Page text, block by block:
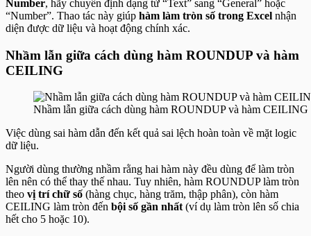
Number, hãy chuyển định dạng từ “Text” sang “General” hoặc
“Number”. Thao tác này giúp hàm làm tròn số trong Excel nhận
diện được dữ liệu và hoạt động chính xác.
Nhầm lẫn giữa cách dùng hàm ROUNDUP và hàm
CEILING
Nhầm lẫn giữa cách dùng hàm ROUNDUP và hàm CEILING
Việc dùng sai hàm dẫn đến kết quả sai lệch hoàn toàn về mặt logic
dữ liệu.
Người dùng thường nhầm rằng hai hàm này đều dùng để làm tròn
lên nên có thể thay thế nhau. Tuy nhiên, hàm ROUNDUP làm tròn
theo vị trí chữ số (hàng chục, hàng trăm, thập phân), còn hàm
CEILING làm tròn đến bội số gần nhất (ví dụ làm tròn lên số chia
hết cho 5 hoặc 10).